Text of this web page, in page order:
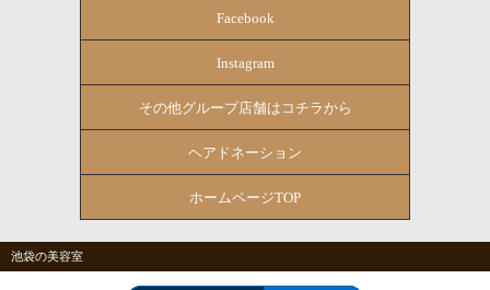
Facebook
Instagram
その他グループ店舗はコチラから
ヘアドネーション
ホームページTOP
池袋の美容室